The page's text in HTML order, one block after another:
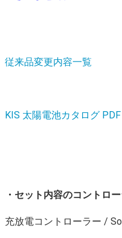
従来品変更内容一覧
KIS 太陽電池カタログ PDF
・セット内容のコントロ
充放電コントローラー /